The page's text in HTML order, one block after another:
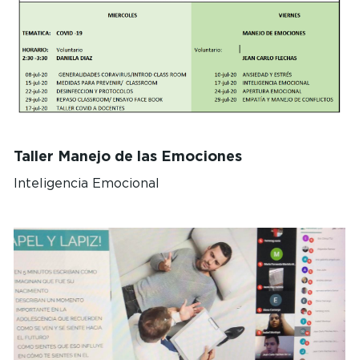
Taller Manejo de las Emociones
Inteligencia Emocional